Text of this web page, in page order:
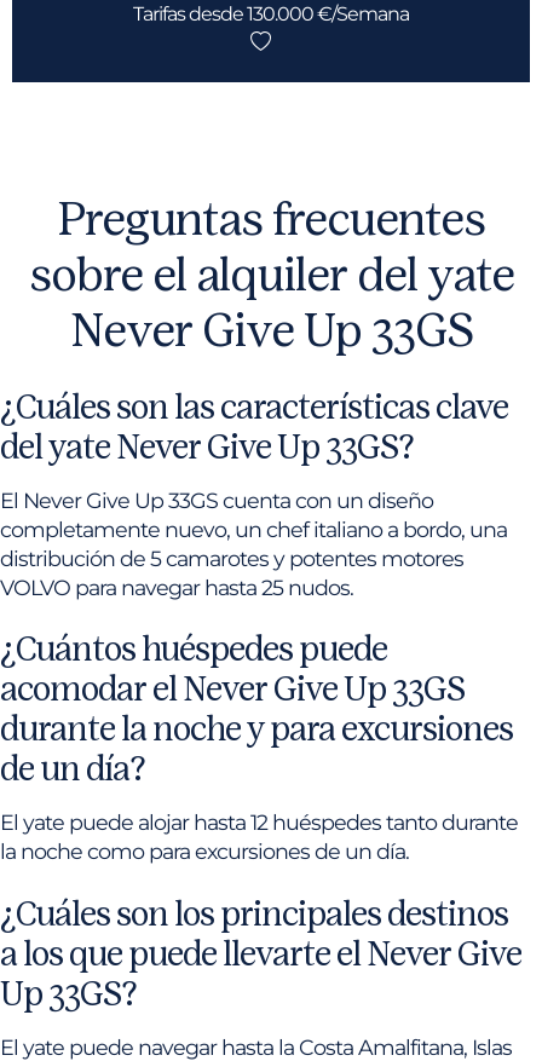
Tarifas desde 130.000 €/Semana
Preguntas frecuentes
sobre el alquiler del yate
Never Give Up 33GS
¿Cuáles son las características clave
del yate Never Give Up 33GS?
El Never Give Up 33GS cuenta con un diseño
completamente nuevo, un chef italiano a bordo, una
distribución de 5 camarotes y potentes motores
VOLVO para navegar hasta 25 nudos.
¿Cuántos huéspedes puede
acomodar el Never Give Up 33GS
durante la noche y para excursiones
de un día?
El yate puede alojar hasta 12 huéspedes tanto durante
la noche como para excursiones de un día.
¿Cuáles son los principales destinos
a los que puede llevarte el Never Give
Up 33GS?
El yate puede navegar hasta la Costa Amalfitana, Islas